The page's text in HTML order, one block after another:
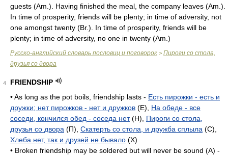
guests (Am. ). Having finished the meal, the company leaves (Am. ).
In time of prosperity, friends will be plenty; in time of adversity, not
one amongst twenty (Br.). In time of prosperity, friends will be
plenty; in time of adversity, no one in twenty (Am. )
Русско-английский словарь пословиц и поговорок > Пироги со стола,
друзья со двора
4
FRIENDSHIP
• As long as the pot boils, friendship lasts - Есть пирожки - есть и
дружки; нет пирожков - нет и дружков (E), На обеде - все
соседи, кончился обед - соседа нет(H), Пироги со стола,
друзья со двора (П), Скатерть со стола, и дружба сплыла (C),
Хлеба нет, так и друзей не бывало (X)
• Broken friendship may be soldered but will never be sound (A) -